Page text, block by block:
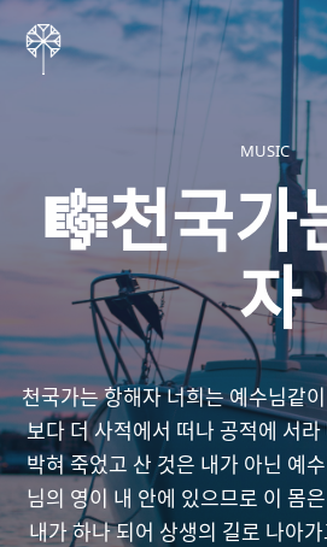
MUSIC
🎼천국가
자
천국가는 항해자 너희는 예수님같
보다 더 사적에서 떠나 공적에 서
박혀 죽었고 산 것은 내가 아닌 예
님의 영이 내 안에 있으므로 이 몸
내가 하나 되어 상생의 길로 나아